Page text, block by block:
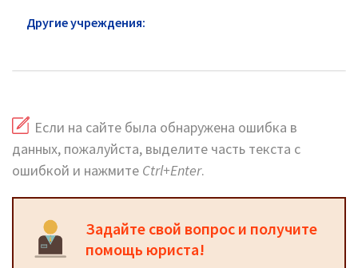
Другие учреждения:
Если на сайте была обнаружена ошибка в
данных, пожалуйста, выделите часть текста с
ошибкой и нажмите Ctrl+Enter.
Задайте свой вопрос и получите
помощь юриста!